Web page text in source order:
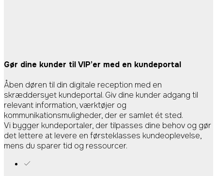
Gør dine kunder til VIP’er med en kundeportal
Åben døren til din digitale reception med en
skræddersyet kundeportal. Giv dine kunder adgang til
relevant information, værktøjer og
kommunikationsmuligheder, der er samlet ét sted.
Vi bygger kundeportaler, der tilpasses dine behov og gør
det lettere at levere en førsteklasses kundeoplevelse,
mens du sparer tid og ressourcer.